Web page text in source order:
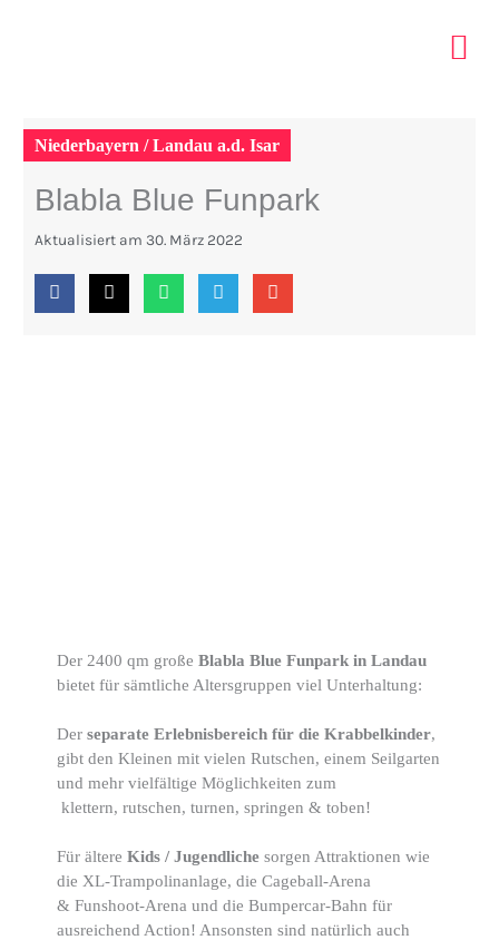
Niederbayern / Landau a.d. Isar
Blabla Blue Funpark
Aktualisiert am 30. März 2022
Der 2400 qm großeBlabla Blue Funpark in Landau
bietet für sämtliche Altersgruppen viel Unterhaltung:
Derseparate Erlebnisbereich für die Krabbelkinder,
gibt den Kleinen mit vielen Rutschen, einem Seilgarten
und mehr vielfältige Möglichkeiten zum
klettern, rutschen, turnen, springen & toben!
Für ältereKids / Jugendliche sorgen Attraktionen wie
die XL-Trampolinanlage, die Cageball-Arena
& Funshoot-Arena und die Bumpercar-Bahn für
ausreichend Action! Ansonsten sind natürlich auch